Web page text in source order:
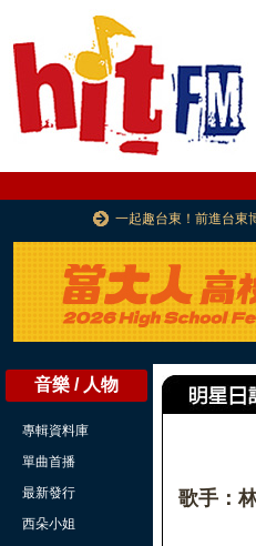
一起趣台東！前進台東
音樂 / 人物
專輯資料庫
單曲首播
最新發行
西朵小姐
歌手：